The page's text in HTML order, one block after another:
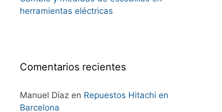
herramientas eléctricas
Comentarios recientes
Manuel Díaz en Repuestos Hitachi en
Barcelona